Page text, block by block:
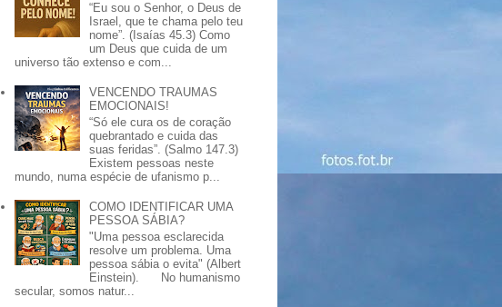
“Eu sou o Senhor, o Deus de
Israel, que te chama pelo teu
nome”. (Isaías 45.3) Como
um Deus que cuida de um
universo tão extenso e com...
VENCENDO TRAUMAS
EMOCIONAIS!
“Só ele cura os de coração
quebrantado e cuida das
suas feridas”. (Salmo 147.3)
Existem pessoas neste
mundo, numa espécie de ufanismo p...
COMO IDENTIFICAR UMA
PESSOA SÁBIA?
"Uma pessoa esclarecida
resolve um problema. Uma
pessoa sábia o evita" (Albert
Einstein). No humanismo
secular, somos natur...